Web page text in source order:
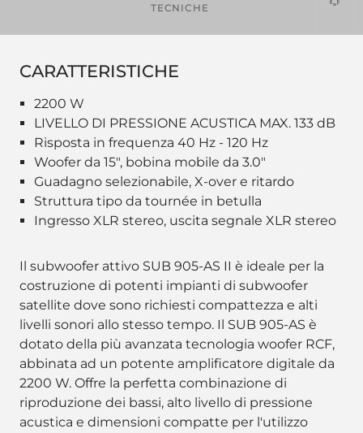
TECNICHE
CARATTERISTICHE
2200 W
LIVELLO DI PRESSIONE ACUSTICA MAX. 133 dB
Risposta in frequenza 40 Hz - 120 Hz
Woofer da 15", bobina mobile da 3.0"
Guadagno selezionabile, X-over e ritardo
Struttura tipo da tournée in betulla
Ingresso XLR stereo, uscita segnale XLR stereo
Il subwoofer attivo SUB 905-AS II è ideale per la
costruzione di potenti impianti di subwoofer
satellite dove sono richiesti compattezza e alti
livelli sonori allo stesso tempo. Il SUB 905-AS è
dotato della più avanzata tecnologia woofer RCF,
abbinata ad un potente amplificatore digitale da
2200 W. Offre la perfetta combinazione di
riproduzione dei bassi, alto livello di pressione
acustica e dimensioni compatte per l'utilizzo